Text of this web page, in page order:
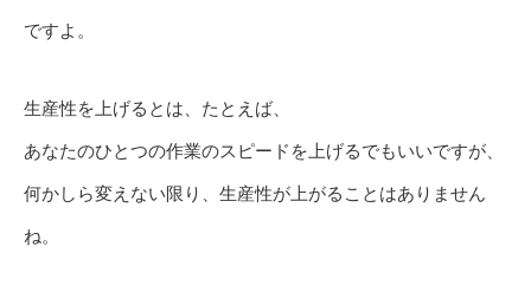
ですよ。
生産性を上げるとは、たとえば、
あなたのひとつの作業のスピードを上げるでもいいですが、
何かしら変えない限り、生産性が上がることはありません
ね。